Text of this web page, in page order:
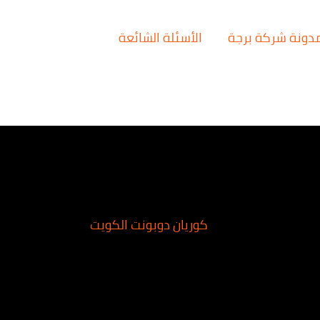
شركة برجة الأسئلة الشائعة
كوريان دوبونت الكويت